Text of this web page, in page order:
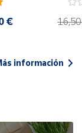
€
información